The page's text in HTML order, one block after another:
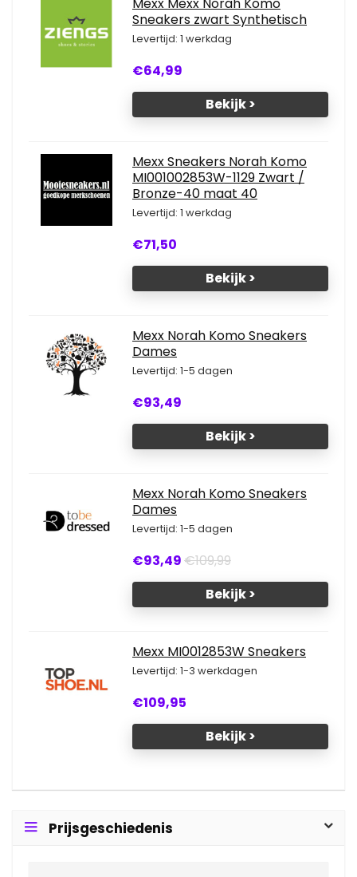
Sneakers zwart Synthetisch
Levertijd: 1 werkdag
€64,99
Bekijk >
Mexx Sneakers Norah Komo
MI001002853W-1129 Zwart /
Bronze-40 maat 40
Levertijd: 1 werkdag
€71,50
Bekijk >
Mexx Norah Komo Sneakers
Dames
Levertijd: 1-5 dagen
€93,49
Bekijk >
Mexx Norah Komo Sneakers
Dames
Levertijd: 1-5 dagen
€93,49€109,99
Bekijk >
Mexx MI0012853W Sneakers
Levertijd: 1-3 werkdagen
€109,95
Bekijk >
Prijsgeschiedenis